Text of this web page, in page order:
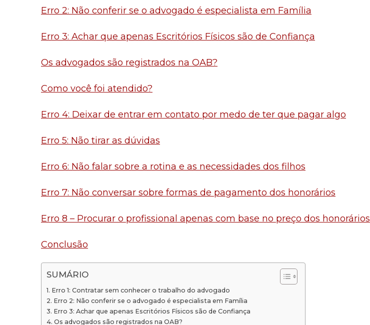
Erro 2: Não conferir se o advogado é especialista em Família
Erro 3: Achar que apenas Escritórios Físicos são de Confiança
Os advogados são registrados na OAB?
Como você foi atendido?
Erro 4: Deixar de entrar em contato por medo de ter que pagar algo
Erro 5: Não tirar as dúvidas
Erro 6: Não falar sobre a rotina e as necessidades dos filhos
Erro 7: Não conversar sobre formas de pagamento dos honorários
Erro 8 – Procurar o profissional apenas com base no preço dos honorários
Conclusão
SUMÁRIO
Erro 1: Contratar sem conhecer o trabalho do advogado
Erro 2: Não conferir se o advogado é especialista em Família
Erro 3: Achar que apenas Escritórios Físicos são de Confiança
Os advogados são registrados na OAB?